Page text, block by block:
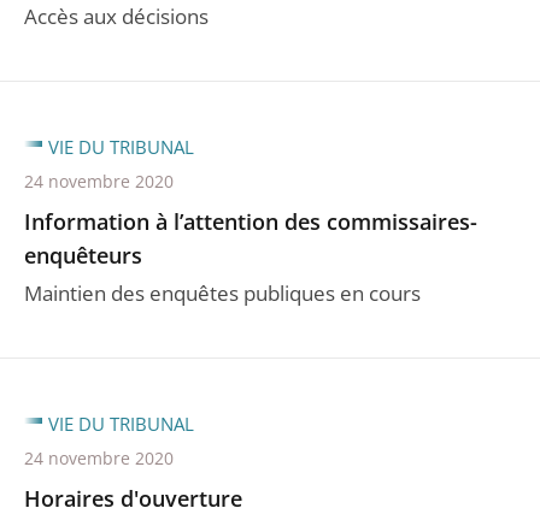
Accès aux décisions
Information à l’attention des commissaires-
enquêteurs
Maintien des enquêtes publiques en cours
VIE DU TRIBUNAL
24 novembre 2020
Horaires d'ouverture
VIE DU TRIBUNAL
24 novembre 2020